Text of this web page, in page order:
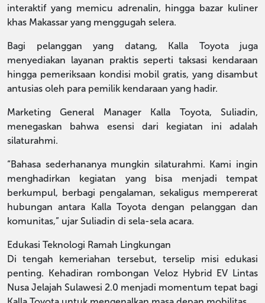
interaktif yang memicu adrenalin, hingga bazar kuliner
khas Makassar yang menggugah selera.
Bagi pelanggan yang datang, Kalla Toyota juga
menyediakan layanan praktis seperti taksasi kendaraan
hingga pemeriksaan kondisi mobil gratis, yang disambut
antusias oleh para pemilik kendaraan yang hadir.
Marketing General Manager Kalla Toyota, Suliadin,
menegaskan bahwa esensi dari kegiatan ini adalah
silaturahmi.
“Bahasa sederhananya mungkin silaturahmi. Kami ingin
menghadirkan kegiatan yang bisa menjadi tempat
berkumpul, berbagi pengalaman, sekaligus mempererat
hubungan antara Kalla Toyota dengan pelanggan dan
komunitas,” ujar Suliadin di sela-sela acara.
Edukasi Teknologi Ramah Lingkungan
Di tengah kemeriahan tersebut, terselip misi edukasi
penting. Kehadiran rombongan Veloz Hybrid EV Lintas
Nusa Jelajah Sulawesi 2.0 menjadi momentum tepat bagi